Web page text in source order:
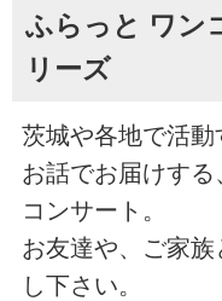
ふらっと ワン
リーズ
茨城や各地で活動
お話でお届けす
コンサート。
お友達や、ご家
し下さい。